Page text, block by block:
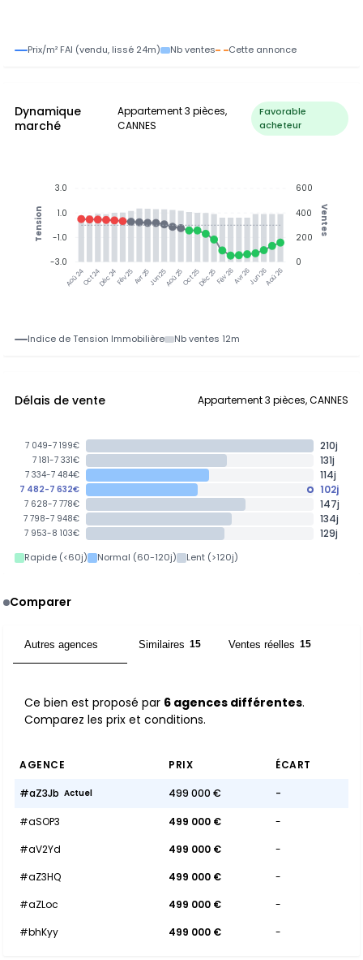
Prix/m² FAI (vendu, lissé 24m) Nb ventes Cette annonce
Dynamique
marché
Appartement 3 pièces,
CANNES
Favorable
acheteur
Aoû 24Oct 24Déc 24Fév 25Avr 25Jun 25Aoû 25Oct 25Déc 25Fév 26Avr 26Jun 26Aoû 26
600
400
200
0
Ventes
3.0
1.0
-1.0
-3.0
Tension
Indice de Tension Immobilière Nb ventes 12m
Délais de vente Appartement 3 pièces, CANNES
7 049-7 199€ 210j
7 181-7 331€ 131j
7 334-7 484€ 114j
7 482-7 632€ 102j
7 628-7 778€ 147j
7 798-7 948€ 134j
7 953-8 103€ 129j
Rapide (<60j) Normal (60-120j) Lent (>120j)
Comparer
Autres agences Similaires 15 Ventes réelles 15
Ce bien est proposé par 6 agences différentes.
Comparez les prix et conditions.
AGENCE PRIX ÉCART
#aZ3Jb Actuel 499 000 € -
#aSOP3 499 000 €
-
#aV2Yd
499 000 €
-
#aZ3HQ
499 000 €
-
#aZLoc
499 000 €
-
#bhKyy
499 000 € -